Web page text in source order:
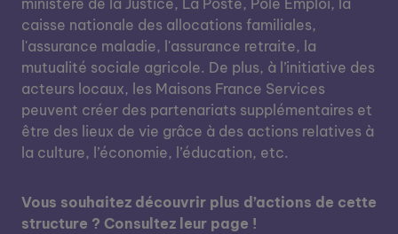
ministère de la Justice, La Poste, Pôle Emploi, la
caisse nationale des allocations familiales,
l'assurance maladie, l'assurance retraite, la
mutualité sociale agricole. De plus, à l’initiative des
acteurs locaux, les Maisons France Services
peuvent créer des partenariats supplémentaires et
être des lieux de vie grâce à des actions relatives à
la culture, l’économie, l’éducation, etc.
Vous souhaitez découvrir plus d’actions de cette
structure ? Consultez leur page !